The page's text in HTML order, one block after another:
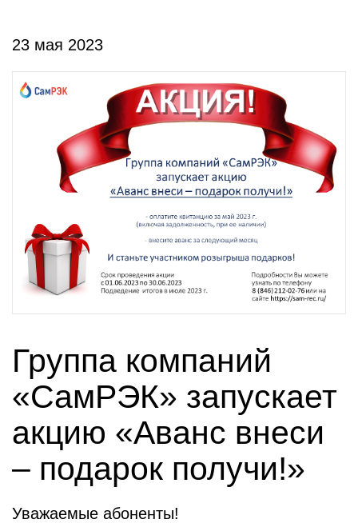
23 мая 2023
Группа компаний
«СамРЭК» запускает
акцию «Аванс внеси
– подарок получи!»
Уважаемые абоненты!